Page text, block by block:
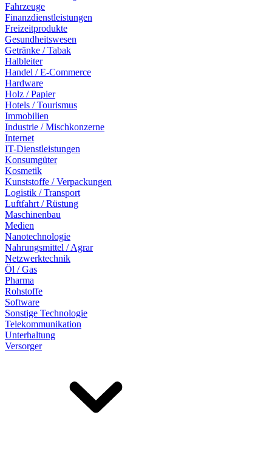
Fahrzeuge
Finanzdienstleistungen
Freizeitprodukte
Gesundheitswesen
Getränke / Tabak
Halbleiter
Handel / E-Commerce
Hardware
Holz / Papier
Hotels / Tourismus
Immobilien
Industrie / Mischkonzerne
Internet
IT-Dienstleistungen
Konsumgüter
Kosmetik
Kunststoffe / Verpackungen
Logistik / Transport
Luftfahrt / Rüstung
Maschinenbau
Medien
Nanotechnologie
Nahrungsmittel / Agrar
Netzwerktechnik
Öl / Gas
Pharma
Rohstoffe
Software
Sonstige Technologie
Telekommunikation
Unterhaltung
Versorger